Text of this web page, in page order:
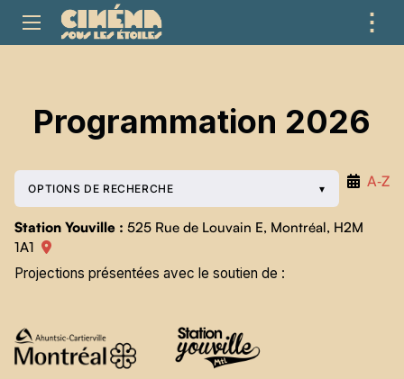
⋮
Programmation 2026
A‑Z
OPTIONS DE RECHERCHE
Station Youville : 525 Rue de Louvain E, Montréal, H2M
1A1
Projections présentées avec le soutien de :